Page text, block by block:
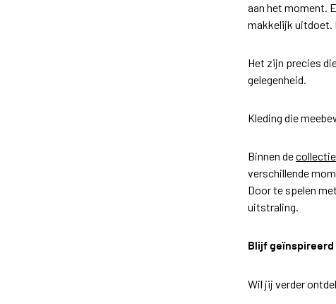
aan het moment.
makkelijk uitdoet.
Het zijn precies
gelegenheid.
Kleding die
Binnen de
verschillende
Door te spelen
uitstraling.
Blijf geïnspireerd
Wil jij verder